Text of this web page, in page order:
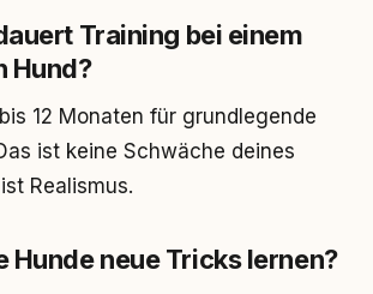
Training bei einem
Hund?
12 Monaten für grundlegende
ist keine Schwäche deines
Realismus.
Hunde neue Tricks lernen?